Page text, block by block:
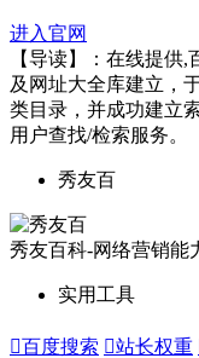
进入官网
【导读】：在线提供,
及网址大全库建立，
类目录，并成功建立
用户查找/检索服务。
秀友百
秀友百科-网络营销能
实用工具
百度搜索 站长权重